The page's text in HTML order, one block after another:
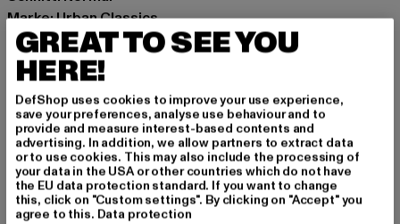
Marke: Urban Classics
Kat.: Tank Tops
Farbe: schwarz
Hersteller Farbe: black+black
Materialzusammensetzung: 95% Baumwolle, 5%
Elasthan
Art.Nr: TB7650A-03169
Hersteller: TB International GmbH |info@tbint.de
Dr.-Robert-Murjahn-Straße 7 | 64372 Ober-Ramstadt |
GREAT TO SEE YOU
HERE!
DefShop uses cookies to improve your use experience,
save your preferences, analyse use behaviour and to
provide and measure interest-based contents and
advertising. In addition, we allow partners to extract data
or to use cookies. This may also include the processing of
your data in the USA or other countries which do not have
the EU data protection standard. If you want to change
this, click on "Custom settings". By clicking on "Accept" you
agree to this. Data protection